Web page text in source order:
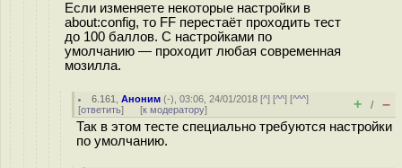
Если изменяете некоторые настройки в
about:config, то FF перестаёт проходить тест
до 100 баллов. С настройками по
умолчанию — проходит любая современная
мозилла.
6.161 ,Аноним (-), 03:06, 24/01/2018 [^] [^^] [^^^]
[ответить] [к модератору] + / –
Так в этом тестe специально требуются настройки
по умолчанию.